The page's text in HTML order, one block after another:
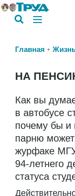
Главная
НА
Как вы
в автобусе
почему бы и
парню
журфаке
94-летнего
статуса